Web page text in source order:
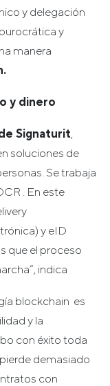
y delegación
y
manera
y dinero
Signaturit,
soluciones de
Se trabaja
. En este
y eID
que el proceso
indica
blockchain es
y la
con éxito toda
demasiado
con